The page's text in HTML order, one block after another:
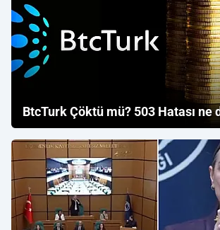
BtcTurk Çöktü mü? 503 Hatası ne